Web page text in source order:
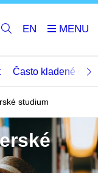
EN
Často kladené
studium